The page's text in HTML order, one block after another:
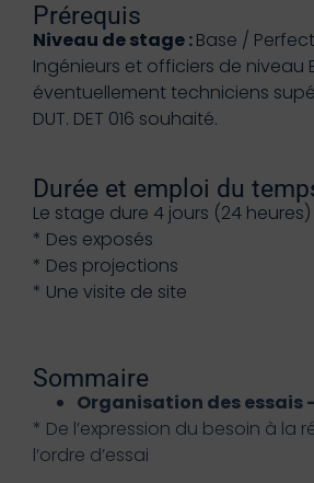
Prérequis
Niveau de stage :Base /
Ingénieurs et officiers de niveau
éventuellement techniciens
DUT. DET 016 souhaité.
Durée et emploi du
Le stage dure 4 jours (24
* Des exposés
* Des projections
* Une visite de site
Sommaire
Organisation des essais
* De l’expression du besoin à la
l’ordre d’essai